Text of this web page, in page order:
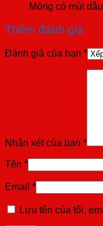
Mỏng có mùi dâu
Thêm đánh giá
Đánh giá của bạn *
Nhận xét của bạn *
Tên *
Email *
Lưu tên của tôi,